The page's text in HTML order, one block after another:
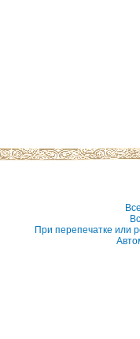
При перепечатке или